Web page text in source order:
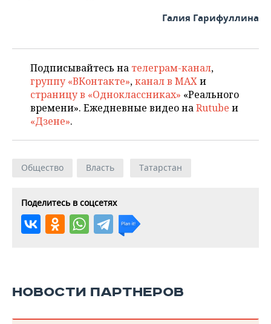
Галия Гарифуллина
Подписывайтесь на телеграм-канал,
группу «ВКонтакте»,канал в MAXи
страницу в «Одноклассниках» «Реального
времени». Ежедневные видео наRutube и
«Дзене».
Общество Власть Татарстан
Поделитесь в соцсетях
НОВОСТИ ПАРТНЕРОВ